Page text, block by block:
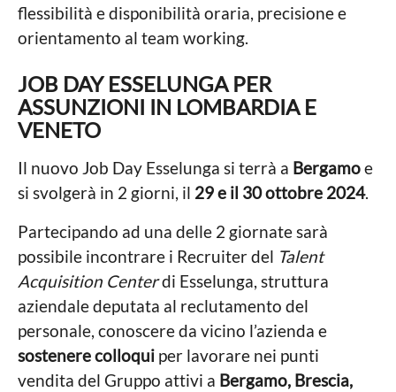
flessibilità e disponibilità oraria, precisione e
orientamento al team working.
JOB DAY ESSELUNGA PER
ASSUNZIONI IN LOMBARDIA E
VENETO
Il nuovo Job Day Esselunga si terrà a Bergamoe
si svolgerà in 2 giorni, il 29 e il 30 ottobre 2024.
Partecipando ad una delle 2 giornate sarà
possibile incontrare i Recruiter del Talent
Acquisition Centerdi Esselunga, struttura
aziendale deputata al reclutamento del
personale, conoscere da vicino l’azienda e
sostenere colloqui per lavorare nei punti
vendita del Gruppo attivi a Bergamo, Brescia,